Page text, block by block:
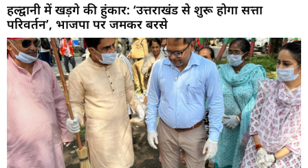
हल्द्वानी में खड़गे की हुंकार: ‘उत्तराखंड से शुरू होगा सत्ता
परिवर्तन’, भाजपा पर जमकर बरसे